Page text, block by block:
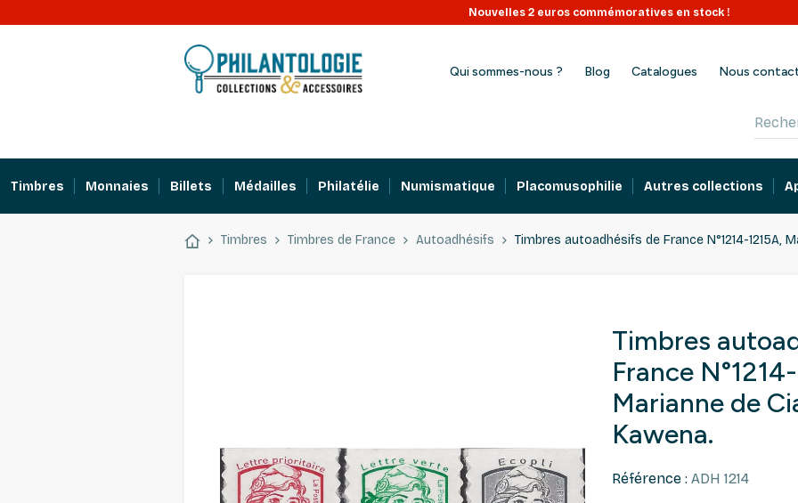
Nouvelles 2 euros commémoratives en stock !
Qui sommes-nous ? Blog Catalogues Nous
Timbres Monnaies Billets Médailles Philatélie Numismatique Placomusophilie Autres collections
Timbres Timbres de France Autoadhésifs Timbres autoadhésifs de France N°1214-1215A,
Timbres
France
Marianne de
Kawena.
Référence : ADH 1214